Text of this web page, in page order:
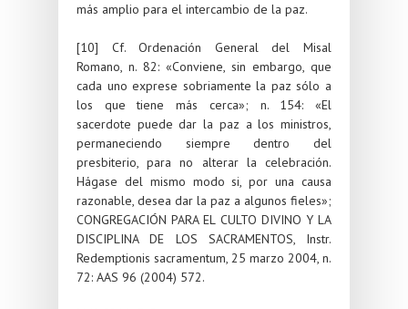
más amplio para el intercambio de la paz.
[10] Cf. Ordenación General del Misal
Romano, n. 82: «Conviene, sin embargo, que
cada uno exprese sobriamente la paz sólo a
los que tiene más cerca»; n. 154: «El
sacerdote puede dar la paz a los ministros,
permaneciendo siempre dentro del
presbiterio, para no alterar la celebración.
Hágase del mismo modo si, por una causa
razonable, desea dar la paz a algunos fieles»;
CONGREGACIÓN PARA EL CULTO DIVINO Y LA
DISCIPLINA DE LOS SACRAMENTOS, Instr.
Redemptionis sacramentum, 25 marzo 2004, n.
72: AAS 96 (2004) 572.